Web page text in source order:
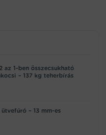
az 1-ben összecsukható
– 137 kg teherbírás
– 13 mm-es